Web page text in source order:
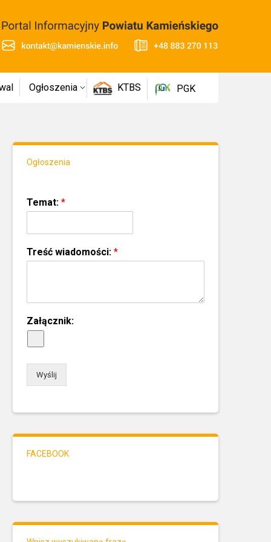
Ogłoszenia KTBS PGK
Ogłoszenia
Temat: *
Treść wiadomości: *
Załącznik:
Wyślij
FACEBOOK